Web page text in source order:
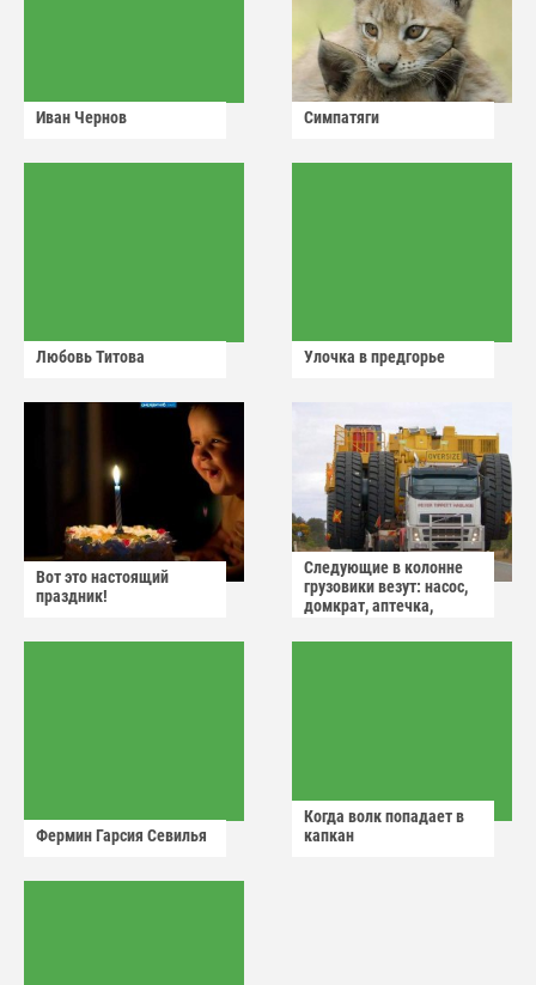
Иван Чернов Симпатяги
Любовь Титова Улочка в предгорье
Вот это настоящий
праздник!
Следующие в колонне
грузовики везут: насос,
домкрат, аптечка,
Фермин Гарсия Севилья
Когда волк попадает в
капкан